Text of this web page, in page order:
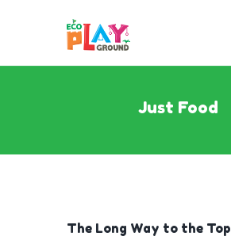
Just Food
The Long Way to the Top